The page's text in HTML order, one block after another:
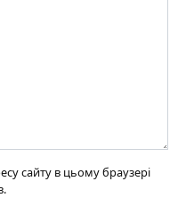
сайту в цьому браузері